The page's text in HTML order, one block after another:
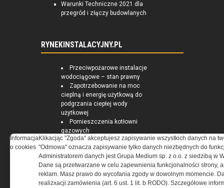
Warunki Techniczne 2021 dla
przegród i złączy budowlanych
RYNEKINSTALACYJNY.PL
Przeciwpożarowe instalacje
wodociągowe – stan prawny
Zapotrzebowanie na moc
cieplną i energię użytkową do
podgrzania ciepłej wody
użytkowej
Pomieszczenia kotłowni
gazowych
ELEKTRO.INFO
Informacja
o cookies
Klikacjąc "Zgoda" akceptujesz zapisywanie wszystkich danych na
"Odmowa" oznacza zapisywanie tylko danych niezbędnych do
Administratorem danych jest Grupa Medium sp. z o.o. z siedzibą w
Dane są przetwarzane w celu zapewnienia funkcjonalności strony,
reklam. Masz prawo do wycofania zgody w dowolnym momencie.
realizxacji zamówienia (art. 6 ust. 1 lit. b RODO). Szczegółowe